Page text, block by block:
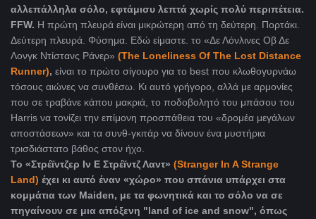
αλλεπάλληλα σόλο, εφτάμισυ λεπτά χωρίς πολύ περιπέτεια.
FFW. Η πρώτη πλευρά είναι μικρώτερη από τη δεύτερη. Πορτάκι.
Δεύτερη πλευρά. Φύσημα. Εδώ είμαστε. το «Δε Λόνλινες Οβ Δε
Λονγκ Ντίστανς Ράνερ» (The Loneliness Of The Lost Distance
Runner), είναι το πρώτο σίγουρο για το best που κλωθογυρνάω
τόσους αιώνες να συνθέσω. Κι αυτό γρήγορο, αλλά με αρμονίες
που σε τραβάνε κάπου μακριά, το ποδοβολητό του μπάσου του
Harris να τονίζει την επίμονη προσπάθεια του «δρομέα μεγάλων
αποστάσεων» και τα συνθ-γκιτάρ να δίνουν ένα μυστήρια
τρισδιάστατο βάθος στον ήχο.
Το «Στρέϊντζερ Ιν Ε Στρέϊντζ Λαντ» (Stranger In A Strange
Land) έχει κι αυτό έναν «χώρο» που σπάνια υπάρχει στα
κομμάτια των Maiden, με τα φωνητικά και το σόλο να σε
πηγαίνουν σε μια απόξενη "land of ice and snow", όπως